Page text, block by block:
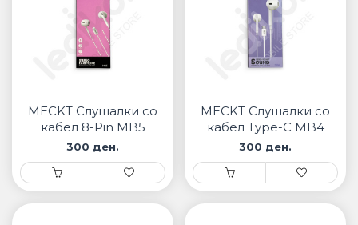
MECKT Слушалки со
кабел 8-Pin MB5
300 ден.
MECKT Слушалки со
кабел Type-C MB4
300 ден.